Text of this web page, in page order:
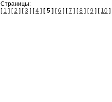
Страницы:
[ 1 ] [2 ] [3 ] [4 ] [ 5 ] [6 ] [7 ] [8 ] [9 ] [ 10 ]